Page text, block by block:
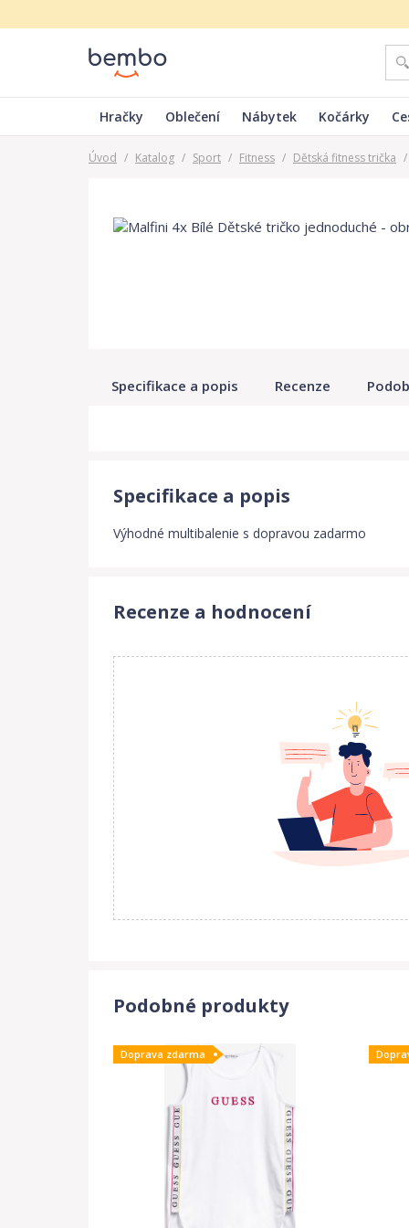
Hračky Oblečení Nábytek Kočárky
Úvod / Katalog / Sport / Fitness / Dětská fitness trička /
Specifikace a popis Recenze
Specifikace a popis
Výhodné multibalenie s dopravou zadarmo
Recenze a hodnocení
Podobné produkty
Doprava zdarma